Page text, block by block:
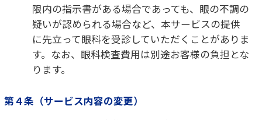
４．紛失購入サービスをご利用いただく場合は、月
額料金のほか、対象店舗にてレンズ代金として
一律１枚5,000円（税抜）をお支払いいただきま
す。
５．お客様において提供商品を使用しない期間等が
発生しても、月額料金の返金はできません。
ービスにおけるコンタクトレンズ購入価格を変
更することができるものとします。